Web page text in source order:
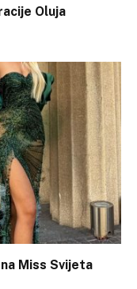
Oluja
Miss Svijeta